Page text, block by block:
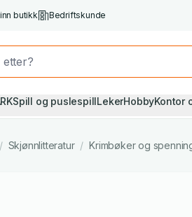
butikk Bedriftskunde
Spill og puslespillLekerHobbyKontor
/ Skjønnlitteratur / Krimbøker og